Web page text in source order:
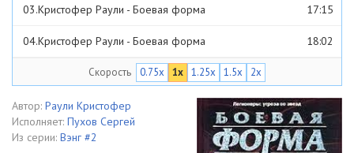
03.Кристофер Раули - Боевая форма 17:15
04.Кристофер Раули - Боевая форма 18:02
05.Кристофер Раули - Боевая форма
06.Кристофер Раули - Боевая форма 16:58
07.Кристофер Раули - Боевая форма 15:27
Скорость 0.75x 1x 1.25x 1.5x 2x
Автор: Раули Кристофер
Исполняет: Пухов Сергей
Из серии: Вэнг #2